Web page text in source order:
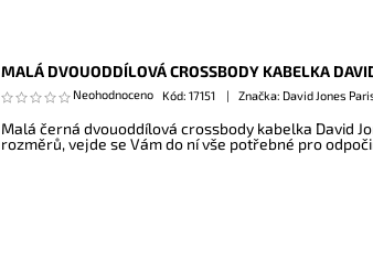
MALÁ DVOUODDÍLOVÁ CROSSBODY KABELKA
Neohodnoceno Kód: 17151 Značka: David Jones
Malá černá dvouoddílová crossbody kabelka David
rozměrů, vejde se Vám do ní vše potřebné pro